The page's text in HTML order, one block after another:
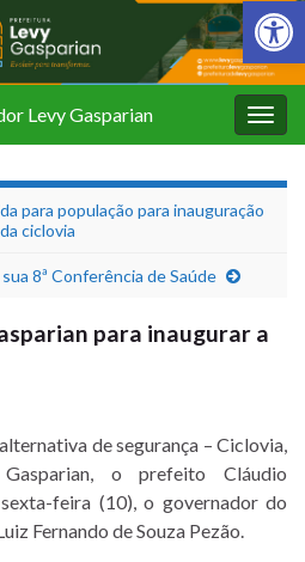
Barra de
Levy Gasparian
para população para inauguração
da ciclovia
8ª Conferência de Saúde
para inaugurar a
de segurança – Ciclovia,
o prefeito Cláudio
feira (10), o governador do
Fernando de Souza Pezão.